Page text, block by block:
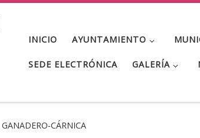
INICIO AYUNTAMIENTO
SEDE ELECTRÓNICA GALERÍA
CÁRNICA